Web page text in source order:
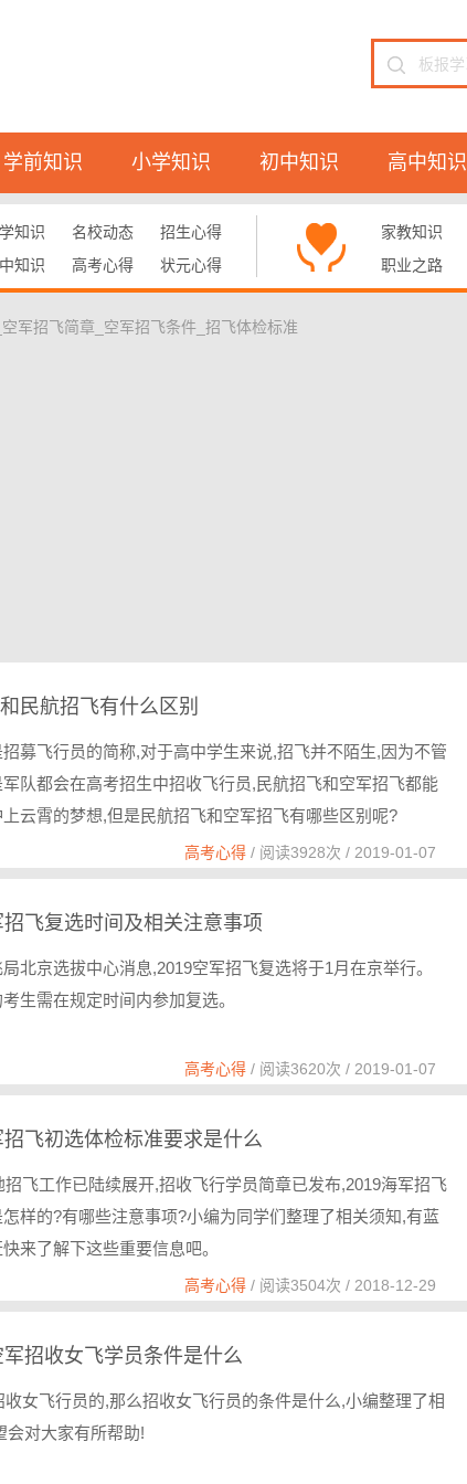
学前知识 小学知识 初中知识 高中知识
知识 名校动态
招生心得
知识 高考心得 状元心得
家教知识
职业之路
军招飞简章_空军招飞条件_招飞体检标准
民航招飞有什么区别
募飞行员的简称,对于高中学生来说,招飞并不陌生,因为不管
队都会在高考招生中招收飞行员,民航招飞和空军招飞都能
云霄的梦想,但是民航招飞和空军招飞有哪些区别呢?
高考心得 / 阅读3928次 / 2019-01-07
飞复选时间及相关注意事项
北京选拔中心消息,2019空军招飞复选将于1月在京举行。
生需在规定时间内参加复选。
高考心得 / 阅读3620次 / 2019-01-07
飞初选体检标准要求是什么
招飞工作已陆续展开,招收飞行学员简章已发布,2019海军招飞
样的?有哪些注意事项?小编为同学们整理了相关须知,有蓝
来了解下这些重要信息吧。
高考心得 / 阅读3504次 / 2018-12-29
招收女飞学员条件是什么
收女飞行员的,那么招收女飞行员的条件是什么,小编整理了相
会对大家有所帮助!